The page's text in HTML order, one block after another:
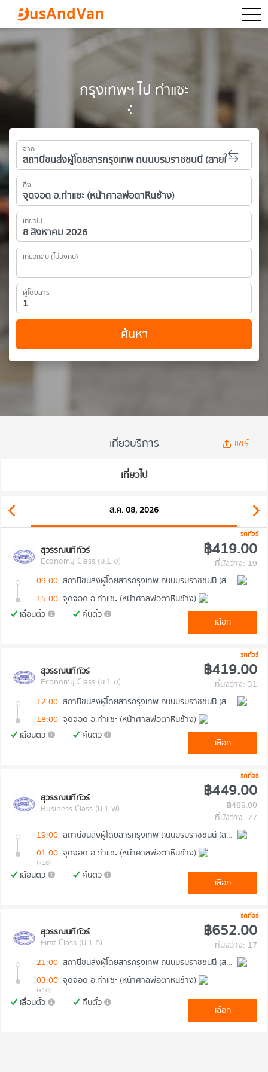
กรุงเทพฯ ไป ท่าแซะ
จาก
ถึง
เที่ยวไป
เที่ยวกลับ (ไม่บังคับ)
ผู้โดยสาร
ค้นหา
เที่ยวบริการ แชร์
เที่ยวไป
ส.ค. 08, 2026
รถทัวร์
สุวรรณนทีทัวร์
Economy Class (ม.1 ข)
฿419.00
ที่นั่งว่าง: 19
09:00
สถานีขนส่งผู้โดยสารกรุงเทพ ถนนบรมราชชนนี (สายใต้ใหม่)
15:00 จุดจอด อ.ท่าแซะ (หน้าศาลพ่อตาหินช้าง)
เลื่อนตั๋ว
คืนตั๋ว
เลือก
รถทัวร์
สุวรรณนทีทัวร์
Economy Class (ม.1 ข)
฿419.00
ที่นั่งว่าง: 31
12:00
สถานีขนส่งผู้โดยสารกรุงเทพ ถนนบรมราชชนนี (สายใต้ใหม่)
18:00 จุดจอด อ.ท่าแซะ (หน้าศาลพ่อตาหินช้าง)
เลื่อนตั๋ว
คืนตั๋ว
เลือก
รถทัวร์
สุวรรณนทีทัวร์
Business Class (ม.1 พ)
฿449.00
฿489.00
ที่นั่งว่าง: 27
19:00
สถานีขนส่งผู้โดยสารกรุงเทพ ถนนบรมราชชนนี (สายใต้ใหม่)
01:00 จุดจอด อ.ท่าแซะ (หน้าศาลพ่อตาหินช้าง)
(+1d)
เลื่อนตั๋ว คืนตั๋ว
เลือก
รถทัวร์
สุวรรณนทีทัวร์
First Class (ม.1 ก)
฿652.00
ที่นั่งว่าง: 17
21:00
สถานีขนส่งผู้โดยสารกรุงเทพ ถนนบรมราชชนนี (สายใต้ใหม่)
03:00 จุดจอด อ.ท่าแซะ (หน้าศาลพ่อตาหินช้าง)
(+1d)
เลื่อนตั๋ว คืนตั๋ว
เลือก